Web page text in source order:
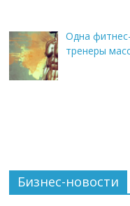
Одна
тренеры
Бизнес-новости